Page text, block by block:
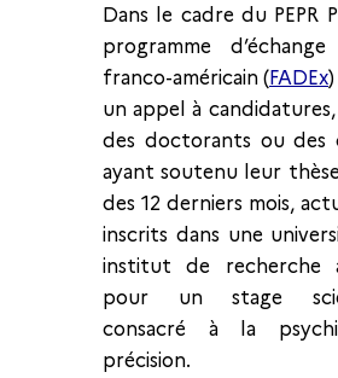
Dans le cadre du PEPR
programme
franco-américain (FADEx
un appel à
des doctorants ou des
ayant soutenu leur
des 12 derniers mois,
inscrits dans une
institut de recherche
pour un stage
consacré à la
précision.